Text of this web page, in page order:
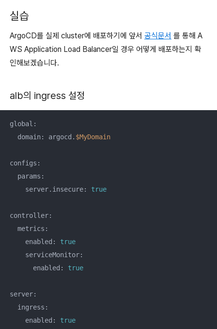
실습
ArgoCD를 실제 cluster에 배포하기에 앞서 공식문서 를 통해 A
WS Application Load Balancer일 경우 어떻게 배포하는지 확
인해보겠습니다.
alb의 ingress 설정
global:
  domain: argocd.
$MyDomain
configs:
  params:
    server.insecure:
true
controller:
  metrics:
    enabled:
true
    serviceMonitor:
      enabled:
true
server:
  ingress:
    enabled:
true